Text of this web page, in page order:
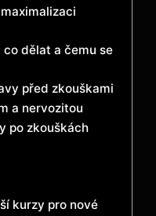
dělat a čemu se
před zkouškami
a nervozitou
po zkouškách
kurzy pro nové